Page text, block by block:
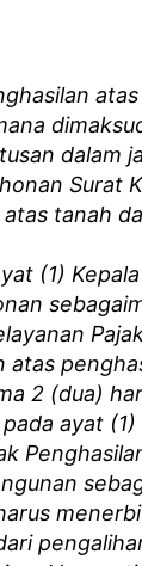
dalam
Surat
tanah
(1)
atas
2 (dua)
ayat (1)